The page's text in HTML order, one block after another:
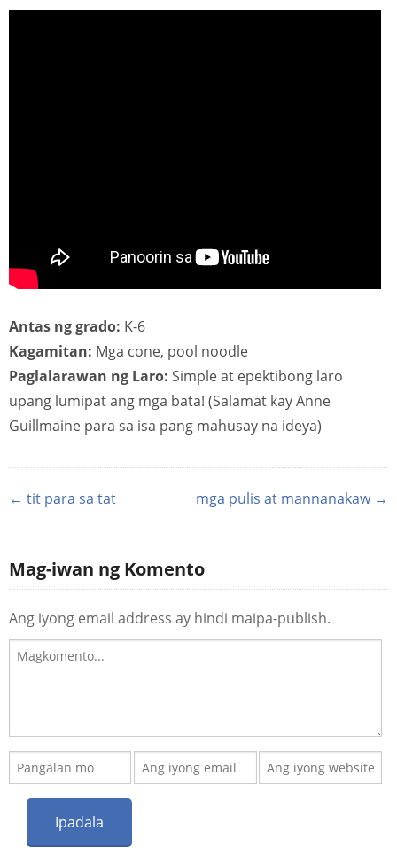
Antas ng grado: K-6
Kagamitan: Mga cone, pool noodle
Paglalarawan ng Laro: Simple at epektibong laro
upang lumipat ang mga bata! (Salamat kay Anne
Guillmaine para sa isa pang mahusay na ideya)
← tit para sa tat mga pulis at mannanakaw →
Mag-iwan ng Komento
Ang iyong email address ay hindi maipa-publish.